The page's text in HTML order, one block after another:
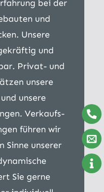
bei der
und
Unsere
und
Privat- und
unsere
unsere
Verkaufs-
führen wir
unserer
Sie gerne